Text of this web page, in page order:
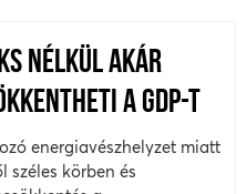
NÉLKÜL AKÁR
A GDP-T
energiavészhelyzet miatt
széles körben és